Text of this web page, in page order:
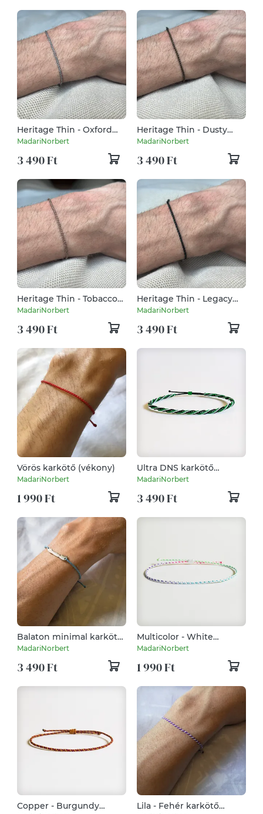
Heritage Thin - Oxford
Gray
MadariNorbert
3 490 Ft
Heritage Thin - Dusty
Olive
MadariNorbert
3 490 Ft
Heritage Thin - Tobacco
Brown
MadariNorbert
3 490 Ft
Heritage Thin - Legacy
Black
MadariNorbert
3 490 Ft
Vörös karkötő (vékony)
MadariNorbert
1 990 Ft
Ultra DNS karkötő
(vékony)
MadariNorbert
3 490 Ft
Balaton minimal karkötő
(vékony) LIMITÁLT - Light
MadariNorbert
3 490 Ft
Multicolor - White
minimal karkötő
MadariNorbert
1 990 Ft
Copper - Burgundy
Lila - Fehér karkötő